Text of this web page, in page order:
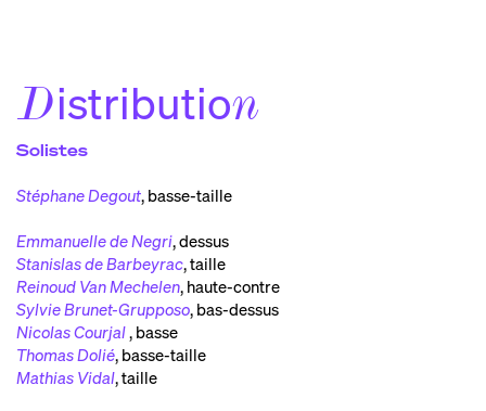
Distribution
Solistes
Stéphane Degout, basse-taille
Emmanuelle de Negri,dessus
Stanislas de Barbeyrac,taille
Reinoud Van Mechelen, haute-contre
Sylvie Brunet-Grupposo, bas-dessus
Nicolas Courjal, basse
Thomas Dolié, basse-taille
Mathias Vidal,taille